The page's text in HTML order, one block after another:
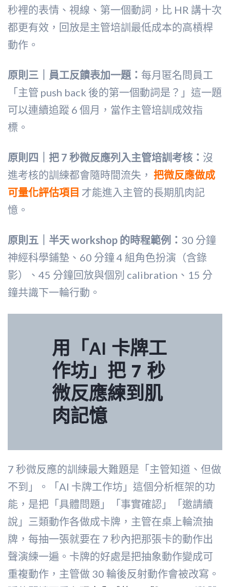
秒裡的表情、視線、第一個動詞，比 HR 講十次
都更有效，回放是主管培訓最低成本的高槓桿
動作。
原則三｜員工反饋表加一題： 每月匿名問員工
「主管 push back 後的第一個動詞是？」這一題
可以連續追蹤 6 個月，當作主管培訓成效指
標。
原則四｜把 7 秒微反應列入主管培訓考核： 沒
進考核的訓練都會隨時間流失， 把微反應做成
可量化評估項目 才能進入主管的長期肌肉記
憶。
原則五｜半天 workshop 的時程範例： 30 分鐘
神經科學鋪墊、60 分鐘 4 組角色扮演（含錄
影）、45 分鐘回放與個別 calibration、15 分
鐘共識下一輪行動。
用「AI 卡牌工
作坊」把 7 秒
微反應練到肌
肉記憶
7 秒微反應的訓練最大難題是「主管知道、但做
不到」。「AI 卡牌工作坊」這個分析框架的功
能，是把「具體問題」「事實確認」「邀請續
說」三類動作各做成卡牌，主管在桌上輪流抽
牌，每抽一張就要在 7 秒內把那張卡的動作出
聲演練一遍。卡牌的好處是把抽象動作變成可
重複動作，主管做 30 輪後反射動作會被改寫。